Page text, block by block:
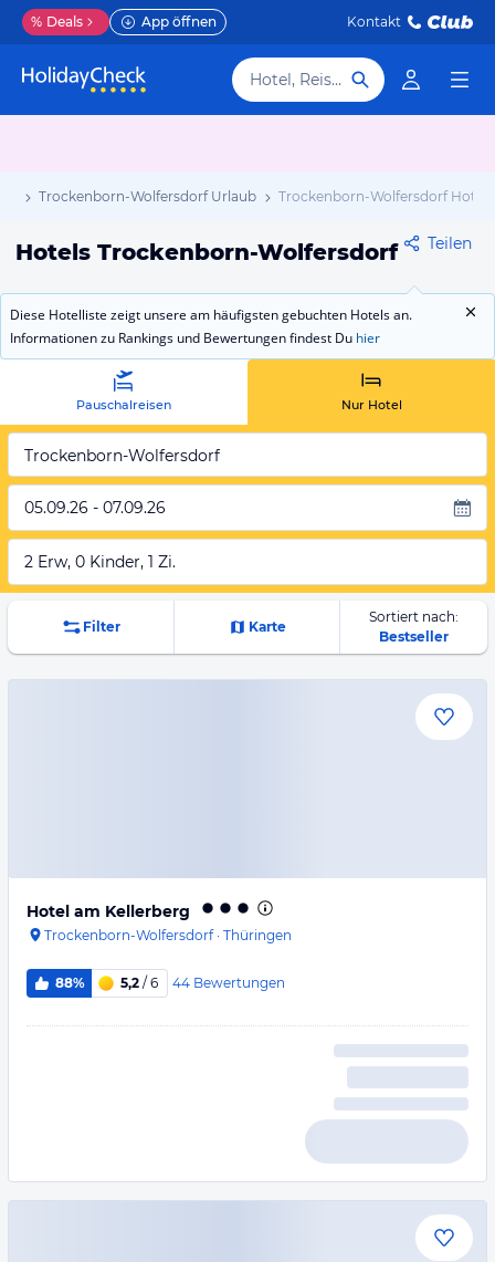
% Deals App öffnen Kontakt
Hotel, Reiseziel
Trockenborn-Wolfersdorf Urlaub Trockenborn-Wolfersdorf Hotels
Hotels Trockenborn-Wolfersdorf Teilen
Diese Hotelliste zeigt unsere am häufigsten gebuchten Hotels an.
Informationen zu Rankings und Bewertungen findest Du hier
Pauschalreisen Nur Hotel
Trockenborn-Wolfersdorf
05.09.26 - 07.09.26
2 Erw, 0 Kinder, 1 Zi.
Filter Karte
Sortiert nach:
Bestseller
Hotel am Kellerberg
Trockenborn-Wolfersdorf· Thüringen
88% 5,2 / 6 44 Bewertungen